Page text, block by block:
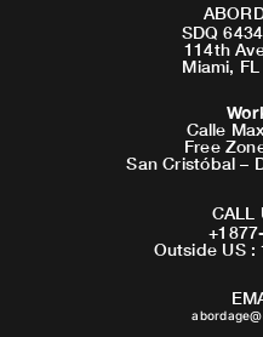
SDQ
114th
Miami,
Calle
Free
San Cristóbal –
CALL
Outside US :